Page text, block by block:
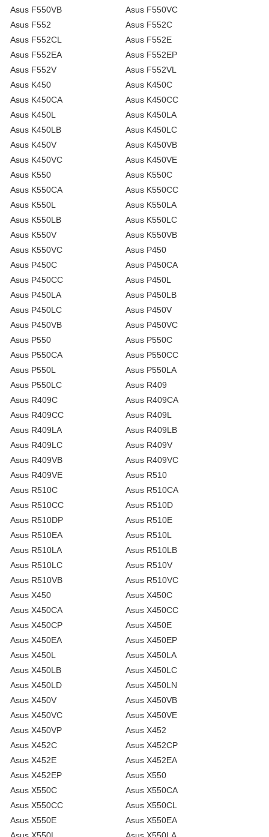
Asus F550VB
Asus F550VC
Asus F552
Asus F552C
Asus F552CL
Asus F552E
Asus F552EA
Asus F552EP
Asus F552V
Asus F552VL
Asus K450
Asus K450C
Asus K450CA
Asus K450CC
Asus K450L
Asus K450LA
Asus K450LB
Asus K450LC
Asus K450V
Asus K450VB
Asus K450VC
Asus K450VE
Asus K550
Asus K550C
Asus K550CA
Asus K550CC
Asus K550L
Asus K550LA
Asus K550LB
Asus K550LC
Asus K550V
Asus K550VB
Asus K550VC
Asus P450
Asus P450C
Asus P450CA
Asus P450CC
Asus P450L
Asus P450LA
Asus P450LB
Asus P450LC
Asus P450V
Asus P450VB
Asus P450VC
Asus P550
Asus P550C
Asus P550CA
Asus P550CC
Asus P550L
Asus P550LA
Asus P550LC
Asus R409
Asus R409C
Asus R409CA
Asus R409CC
Asus R409L
Asus R409LA
Asus R409LB
Asus R409LC
Asus R409V
Asus R409VB
Asus R409VC
Asus R409VE
Asus R510
Asus R510C
Asus R510CA
Asus R510CC
Asus R510D
Asus R510DP
Asus R510E
Asus R510EA
Asus R510L
Asus R510LA
Asus R510LB
Asus R510LC
Asus R510V
Asus R510VB
Asus R510VC
Asus X450
Asus X450C
Asus X450CA
Asus X450CC
Asus X450CP
Asus X450E
Asus X450EA
Asus X450EP
Asus X450L
Asus X450LA
Asus X450LB
Asus X450LC
Asus X450LD
Asus X450LN
Asus X450V
Asus X450VB
Asus X450VC
Asus X450VE
Asus X450VP
Asus X452
Asus X452C
Asus X452CP
Asus X452E
Asus X452EA
Asus X452EP
Asus X550
Asus X550C
Asus X550CA
Asus X550CC
Asus X550CL
Asus X550E
Asus X550EA
Asus X550L
Asus X550LA